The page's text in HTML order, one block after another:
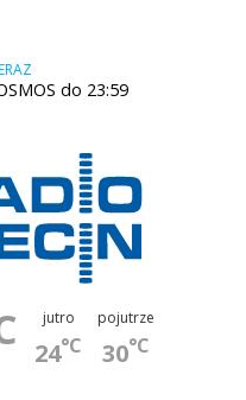
do 23:59
jutro
24°C
pojutrze
30°C